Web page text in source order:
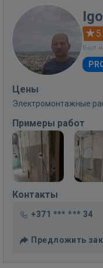
Был
Цены
Электромонтажные
Примеры работ
Контакты
+371 *** *** 34
Предложить